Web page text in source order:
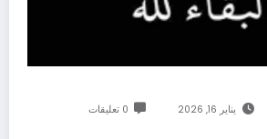
يناير 16, 2026 0 تعليقات